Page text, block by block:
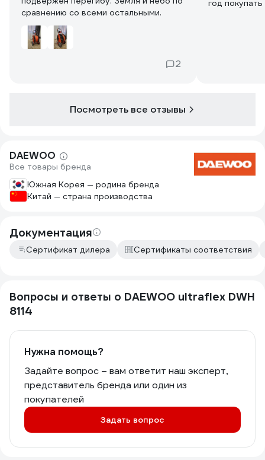
сравнению со всеми остальными.
2
год
Посмотреть все отзывы
DAEWOO
Все товары бренда
Южная Корея — родина бренда
Китай — страна производства
Документация
Сертификат дилера Сертификаты соответствия
Вопросы и ответы о DAEWOO ultraflex DWH
8114
Нужна помощь?
Задайте вопрос – вам ответит наш эксперт,
представитель бренда или один из
покупателей
Задать вопрос